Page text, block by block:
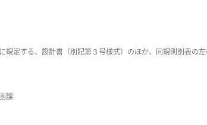
規定する、設計書（別記第３号様式）のほか、同規則別表の
課